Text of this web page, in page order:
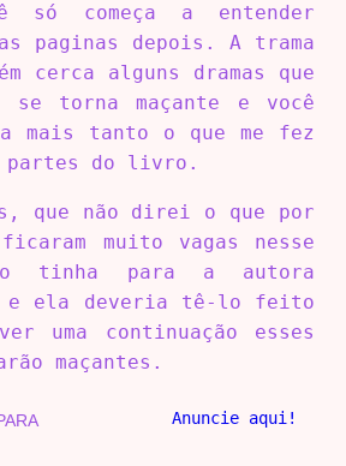
só começa a entender
paginas depois. A trama
cerca alguns dramas que
se torna maçante e você
mais tanto o que me fez
partes do livro.
que não direi o que por
muito vagas nesse
tinha para a autora
e ela deveria tê-lo feito
uma continuação esses
maçantes.
Anuncie aqui!